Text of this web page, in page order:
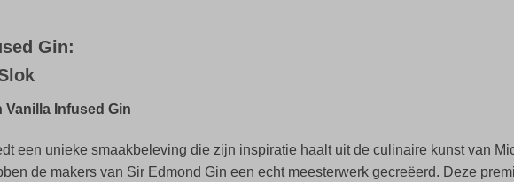
Gin:
Infused Gin
een unieke smaakbeleving die zijn inspiratie haalt uit de culinaire kunst van
de makers van Sir Edmond Gin een echt meesterwerk gecreëerd. Deze